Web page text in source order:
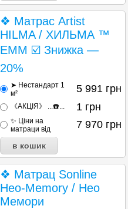
❖ Матрас Artist
HILMA / ХИЛЬМА ™
ЕММ ☑️ Знижка —
20%
➤ Нестандарт 1
м²
5 991 грн
《АКЦІЯ》 ...☎️... 1 грн
✨ Ціни на
матраци від
7 970 грн
❖ Матрац Sonline
Heo-Memory / Нео
Мемори